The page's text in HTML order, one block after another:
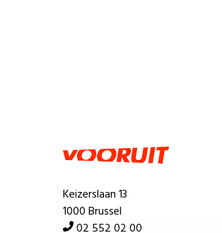
Keizerslaan 13
1000 Brussel
02 552 02 00